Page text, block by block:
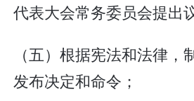
代表大会常务委员会提出
（五）根据宪法和法律，
发布决定和命令；